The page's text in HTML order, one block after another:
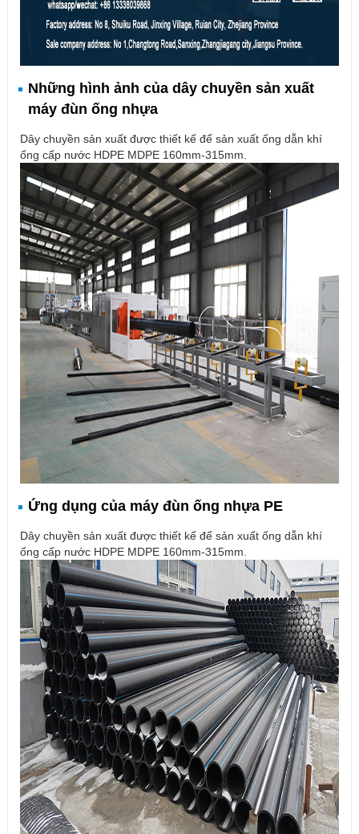
Những hình ảnh của dây chuyền sản xuất
máy đùn ống nhựa
Dây chuyền sản xuất được thiết kế để sản xuất ống dẫn khí
ống cấp nước HDPE MDPE 160mm-315mm.
Ứng dụng của máy đùn ống nhựa PE
Dây chuyền sản xuất được thiết kế để sản xuất ống dẫn khí
ống cấp nước HDPE MDPE 160mm-315mm.